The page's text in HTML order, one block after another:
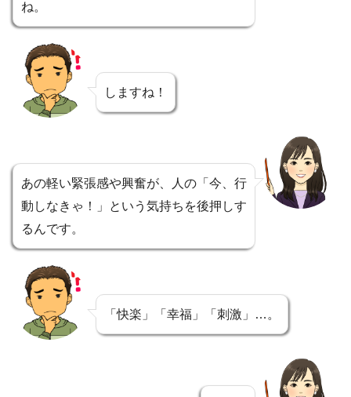
ね。
しますね！
あの軽い緊張感や興奮が、人の「今、行
動しなきゃ！」という気持ちを後押しす
るんです。
「快楽」「幸福」「刺激」…。